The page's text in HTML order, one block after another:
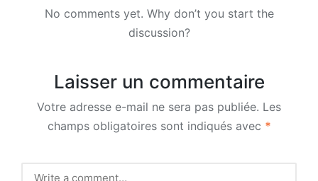
No comments yet. Why don’t you start the
discussion?
Laisser un commentaire
Votre adresse e-mail ne sera pas publiée. Les
champs obligatoires sont indiqués avec *